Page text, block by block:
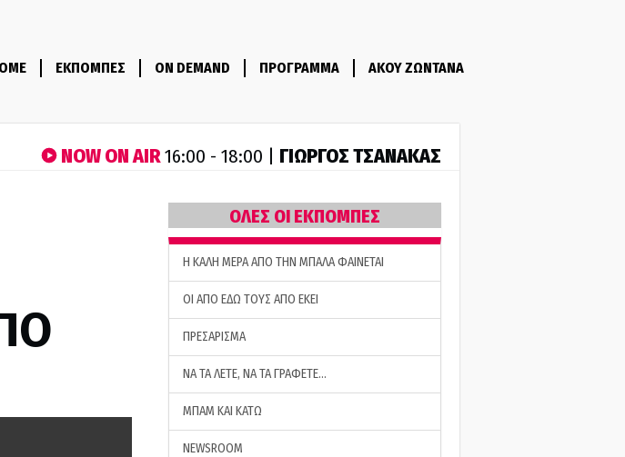
ΕΚΠΟΜΠΕΣ ON DEMAND ΠΡΟΓΡΑΜΜΑ ΑΚΟΥ ΖΩΝΤΑΝΑ
NOW ON AIR16:00 - 18:00 | ΓΙΩΡΓΟΣ ΤΣΑΝΑΚΑΣ
ΟΛΕΣ ΟΙ ΕΚΠΟΜΠΕΣ
H ΚΑΛΗ ΜΕΡΑ ΑΠΟ ΤΗΝ ΜΠΑΛΑ ΦΑΙΝΕΤΑΙ
ΟΙ ΑΠΟ ΕΔΩ ΤΟΥΣ ΑΠΟ ΕΚΕΙ
ΠΡΕΣΑΡΙΣΜΑ
ΝΑ ΤΑ ΛΕΤΕ, ΝΑ ΤΑ ΓΡΑΦΕΤΕ…
ΜΠΑΜ ΚΑΙ ΚΑΤΩ
NEWSROOM